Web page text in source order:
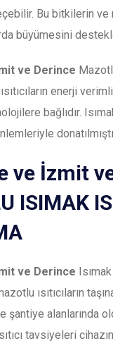
Bu bitkilerin ve
büyümesini
ve Derince
enerji
bağlıdır.
ve İzmit
ISIMAK
ve Derince
ısıtıcıların
alanlarında
tavsiyeleri